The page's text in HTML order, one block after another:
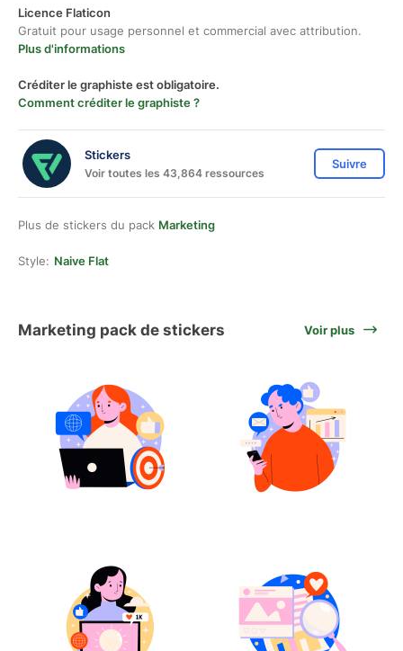
Licence Flaticon
Gratuit pour usage personnel et commercial avec attribution.
Plus d'informations
Créditer le graphiste est obligatoire.
Comment créditer le graphiste ?
Stickers
Voir toutes les 43,864 ressources
Suivre
Plus de stickers du pack Marketing
Style: Naive Flat
Marketing pack de stickers Voir plus